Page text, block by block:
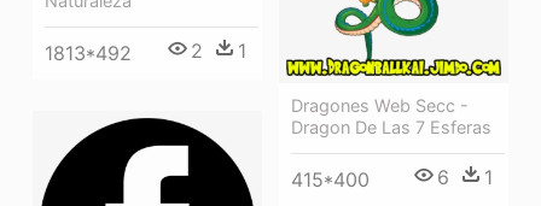
Dragones Web Secc -
Dragon De Las 7 Esferas
415*400 6 1
1813*492 2 1